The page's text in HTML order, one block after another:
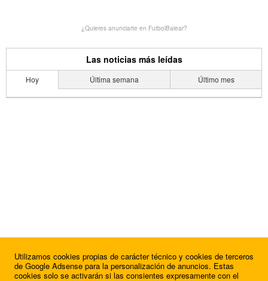
¿Quieres anunciarte en FutbolBalear?
Las noticias más leídas
Hoy Última semana Último mes
Utilizamos cookies propias de carácter técnico y cookies de terceros
de Google Adsense para la personalización de anuncios. Estas
cookies solo se activarán si las consientes expresamente con el